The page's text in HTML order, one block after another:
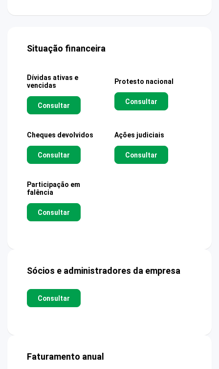
Situação financeira
Dívidas ativas e
vencidas
Consultar
Protesto nacional
Consultar
Cheques devolvidos
Consultar
Ações judiciais
Consultar
Participação em
falência
Consultar
Sócios e administradores da empresa
Consultar
Faturamento anual